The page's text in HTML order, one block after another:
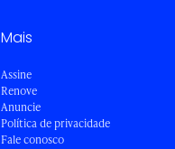
Mais
Assine
Renove
Anuncie
Política de privacidade
Fale conosco